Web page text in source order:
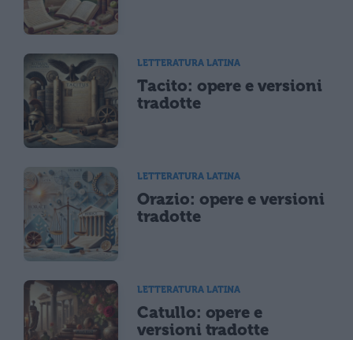
LETTERATURA LATINA
Tacito: opere e versioni
tradotte
LETTERATURA LATINA
Orazio: opere e versioni
tradotte
LETTERATURA LATINA
Catullo: opere e
versioni tradotte